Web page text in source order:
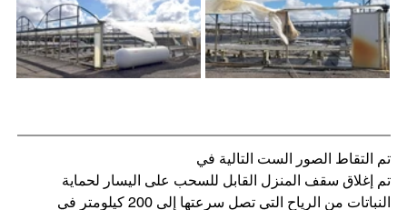
تم التقاط الصور الست التالية في
تم إغلاق سقف المنزل القابل للسحب على اليسار لحماية
النباتات من الرياح التي تصل سرعتها إلى 200 كيلومتر في